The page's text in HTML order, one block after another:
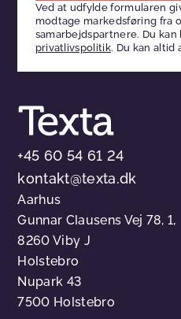
dette
felt
tomt
Ved at udfylde formularen
modtage markedsføring fra
samarbejdspartnere. Du
privatlivspolitik. Du kan altid
+45 60 54 61 24
kontakt@texta.dk
Aarhus
Gunnar Clausens Vej 78, 1,
8260 Viby J
Holstebro
Nupark 43
7500 Holstebro